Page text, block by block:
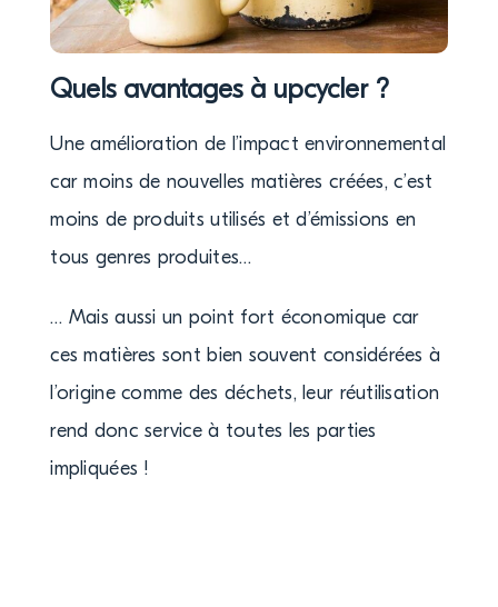
Quels avantages à upcycler ?
Une amélioration de l’impact environnemental
car moins de nouvelles matières créées, c’est
moins de produits utilisés et d’émissions en
tous genres produites…
… Mais aussi un point fort économique car
ces matières sont bien souvent considérées à
l’origine comme des déchets, leur réutilisation
rend donc service à toutes les parties
impliquées !